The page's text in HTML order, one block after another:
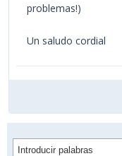
problemas!)
Un saludo cordial